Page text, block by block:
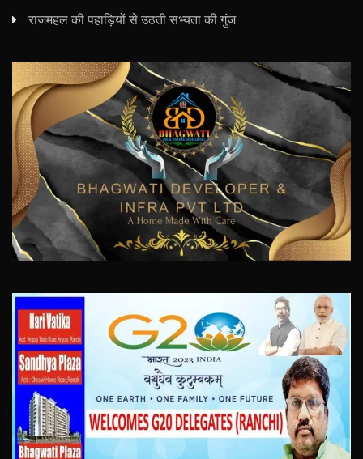
राजमहल की पहाड़ियों से उठती सभ्यता की गुंज